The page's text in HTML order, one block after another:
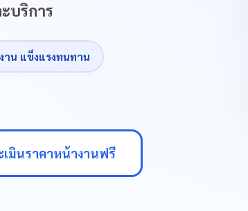
บริการ
าน แข็งแรงทนทาน
เมินราคาหน้างานฟรี